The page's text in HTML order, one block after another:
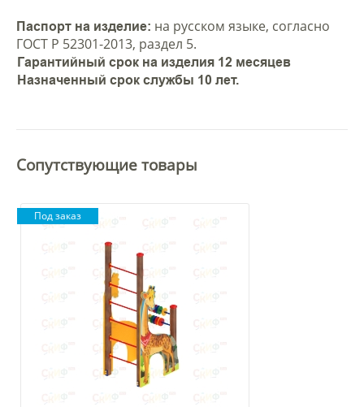
Паспорт на изделие: на русском языке, согласно
ГОСТ Р 52301-2013, раздел 5.
Гарантийный срок на изделия 12 месяцев
Назначенный срок службы 10 лет.
Сопутствующие товары
Под заказ